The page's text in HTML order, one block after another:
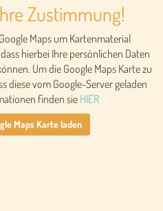
Zustimmung!
Maps um Kartenmaterial
hierbei Ihre persönlichen Daten
Um die Google Maps Karte zu
diese vom Google-Server geladen
finden sie HIER